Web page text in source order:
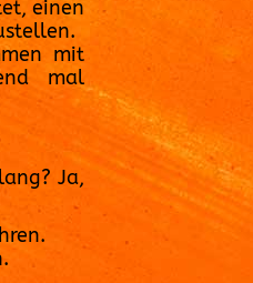
einen
mit
mal
Ja,